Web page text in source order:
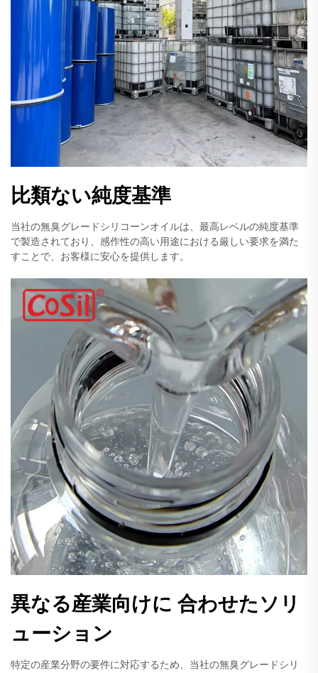
比類ない純度基準
当社の無臭グレードシリコーンオイルは、最高レベルの純度基準
で製造されており、感作性の高い用途における厳しい要求を満た
すことで、お客様に安心を提供します。
異なる産業向けに 合わせたソリ
ューション
特定の産業分野の要件に対応するため、当社の無臭グレードシリ